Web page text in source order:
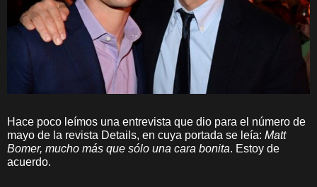
Hace poco leímos una entrevista que dio para el número de
mayo de la revista Details, en cuya portada se leía: Matt
Bomer, mucho más que sólo una cara bonita. Estoy de
acuerdo.